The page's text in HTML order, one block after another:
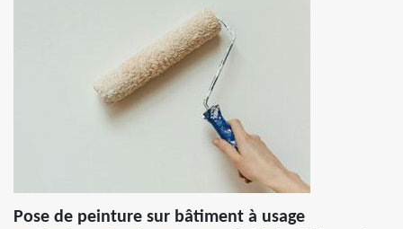
Pose de peinture sur bâtiment à usage